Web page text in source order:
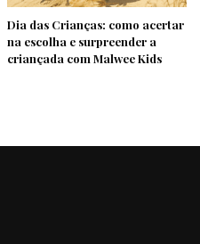
Dia das Crianças: como acertar
na escolha e surpreender a
criançada com Malwee Kids